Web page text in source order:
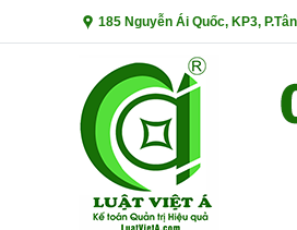
185 Nguyễn Ái Quốc, KP3,